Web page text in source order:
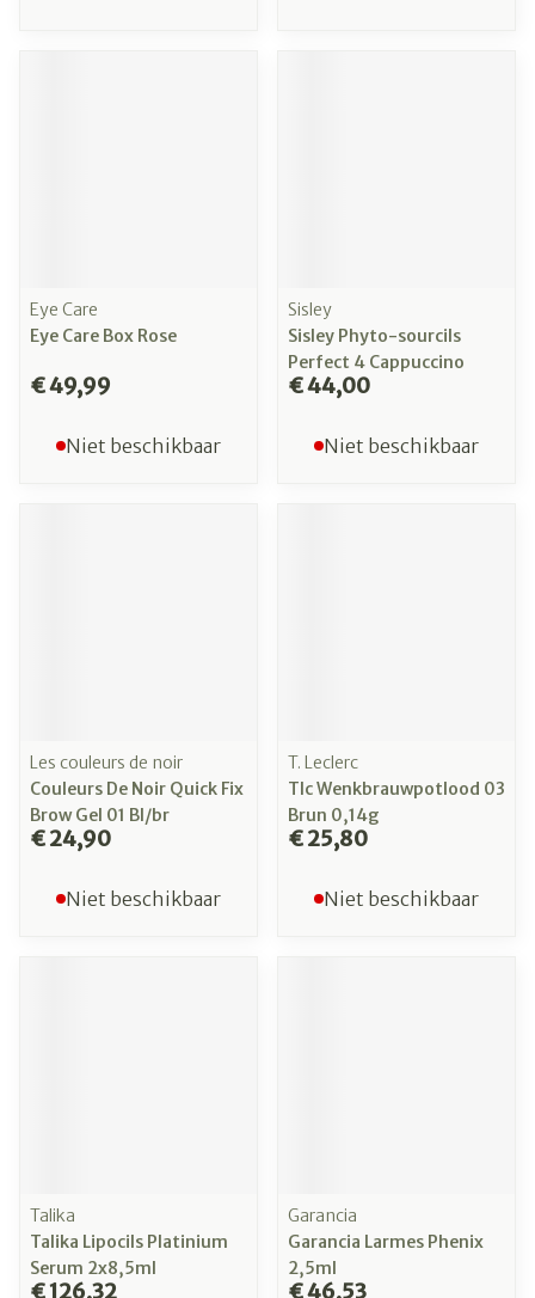
Eye Care
Eye Care Box Rose
€ 49,99
Niet beschikbaar
Sisley
Sisley Phyto-sourcils
Perfect 4 Cappuccino
€ 44,00
Niet beschikbaar
Les couleurs de noir
Couleurs De Noir Quick Fix
Brow Gel 01 Bl/br
€ 24,90
Niet beschikbaar
T. Leclerc
Tlc Wenkbrauwpotlood 03
Brun 0,14g
€ 25,80
Niet beschikbaar
Talika
Talika Lipocils Platinium
Serum 2x8,5ml
€ 126,32
Garancia
Garancia Larmes Phenix
2,5ml
€ 46,53